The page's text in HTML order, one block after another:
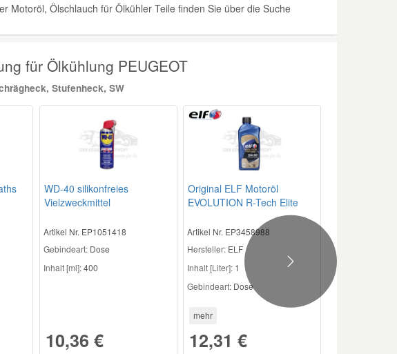
Motoröl, Ölschlauch für Ölkühler Teile finden Sie über die Suche
für Ölkühlung PEUGEOT
Stufenheck, SW
WD-40 silikonfreies
Vielzweckmittel
Artikel Nr. EP1051418
Gebindeart:Dose
Inhalt [ml]:400
10,36 €
Original ELF Motoröl
EVOLUTION R-Tech Elite
5W30 - 1 Liter T20001
Artikel Nr. EP3458988
Hersteller: ELF
Inhalt [Liter]: 1
Gebindeart: Dose
mehr
12,31 €
Next